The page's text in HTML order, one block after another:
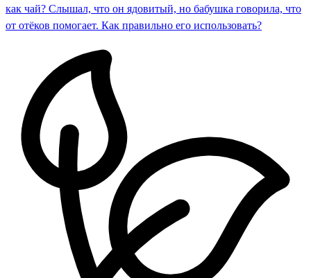
как чай? Слышал, что он ядовитый, но бабушка говорила, что
от отёков помогает. Как правильно его использовать?